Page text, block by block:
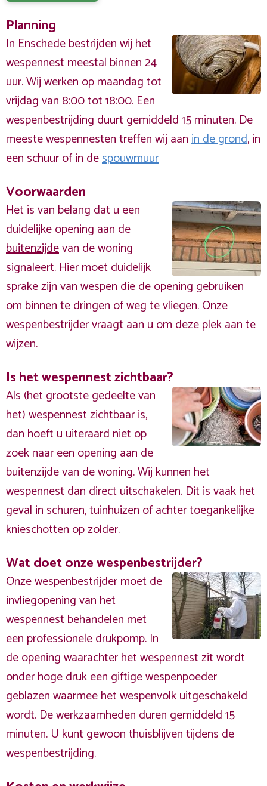
Planning
In Enschede bestrijden wij het
wespennest meestal binnen 24
uur. Wij werken op maandag tot
vrijdag van 8:00 tot 18:00. Een
wespenbestrijding duurt gemiddeld 15 minuten. De
meeste wespennesten treffen wij aanin de grond, in
een schuur of in despouwmuur
Voorwaarden
Het is van belang dat u een
duidelijke opening aan de
buitenzijdevan de woning
signaleert. Hier moet duidelijk
sprake zijn van wespen die de opening gebruiken
om binnen te dringen of weg te vliegen. Onze
wespenbestrijder vraagt aan u om deze plek aan te
wijzen.
Is het wespennest zichtbaar?
Als (het grootste gedeelte van
het) wespennest zichtbaar is,
dan hoeft u uiteraard niet op
zoek naar een opening aan de
buitenzijde van de woning. Wij kunnen het
wespennest dan direct uitschakelen. Dit is vaak het
geval in schuren, tuinhuizen of achter toegankelijke
knieschotten op zolder.
Wat doet onze wespenbestrijder?
Onze wespenbestrijder moet de
invliegopening van het
wespennest behandelen met
een professionele drukpomp. In
de opening waarachter het wespennest zit wordt
onder hoge druk een giftige wespenpoeder
geblazen waarmee het wespenvolk uitgeschakeld
wordt. De werkzaamheden duren gemiddeld 15
minuten. U kunt gewoon thuisblijven tijdens de
wespenbestrijding.